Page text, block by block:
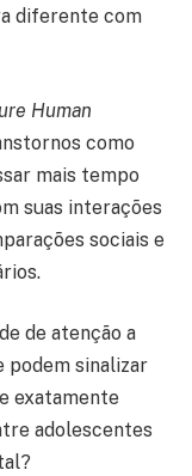
diferente com
Human
como
mais tempo
suas interações
sociais e
de atenção a
sinalizar
exatamente
adolescentes